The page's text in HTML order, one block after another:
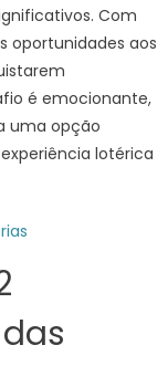
Com
oportunidades aos
é emocionante,
uma opção
lotérica